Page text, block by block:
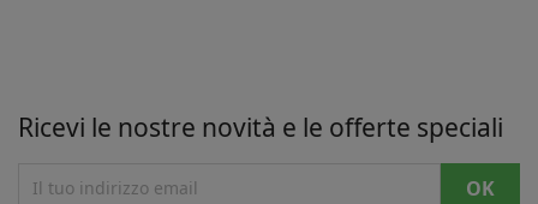
Ricevi le nostre novità e le offerte speciali